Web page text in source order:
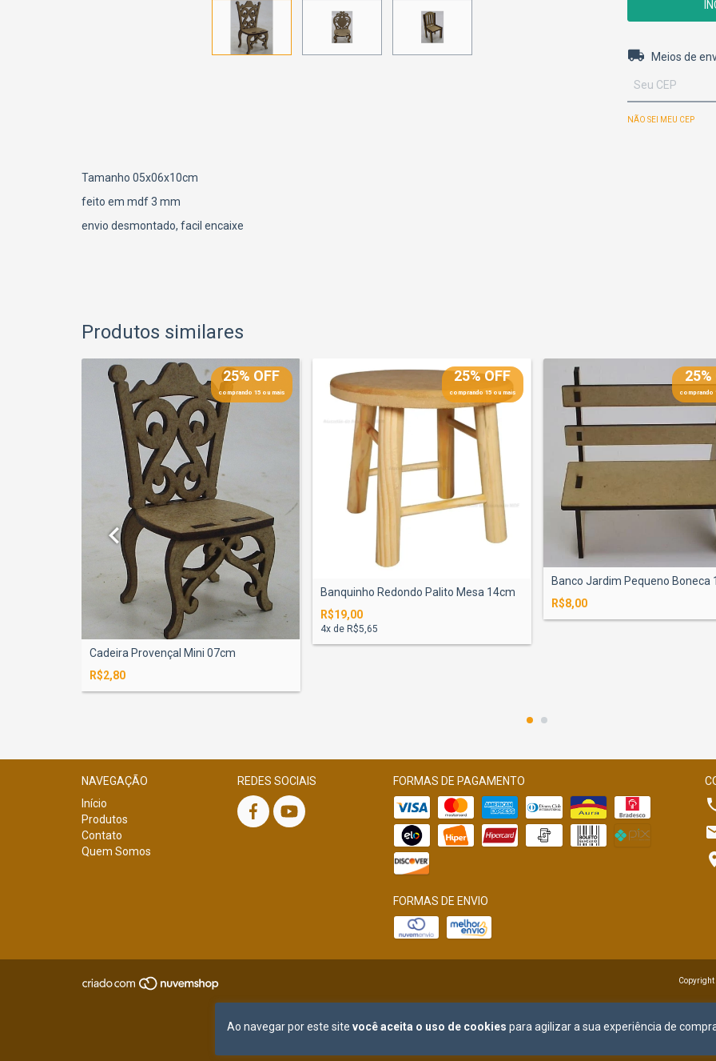
Ao navegar por este site você aceita o uso de cookies para agilizar a sua experiência de
Entregas para o
Meios de
NÃO SEI MEU CEP
Tamanho 05x06x10cm
feito em mdf 3 mm
envio desmontado, facil encaixe
Produtos similares
25% OFF
comprando 15 ou mais
Cadeira Provençal Mini 07cm
R$2,80
25% OFF
comprando 15 ou mais
Banquinho Redondo Palito Mesa 14cm
R$19,00
4x de R$5,65
25%
comprando
Banco Jardim Pequeno Boneca
R$8,00
NAVEGAÇÃO
Início
Produtos
Contato
Quem Somos
REDES SOCIAIS FORMAS DE PAGAMENTO
FORMAS DE ENVIO
Copyright